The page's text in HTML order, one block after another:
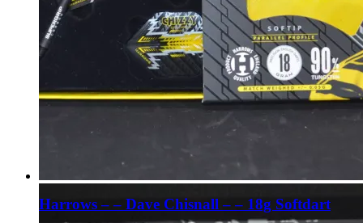
Harrows – – Dave Chisnall – – 18g Softdart